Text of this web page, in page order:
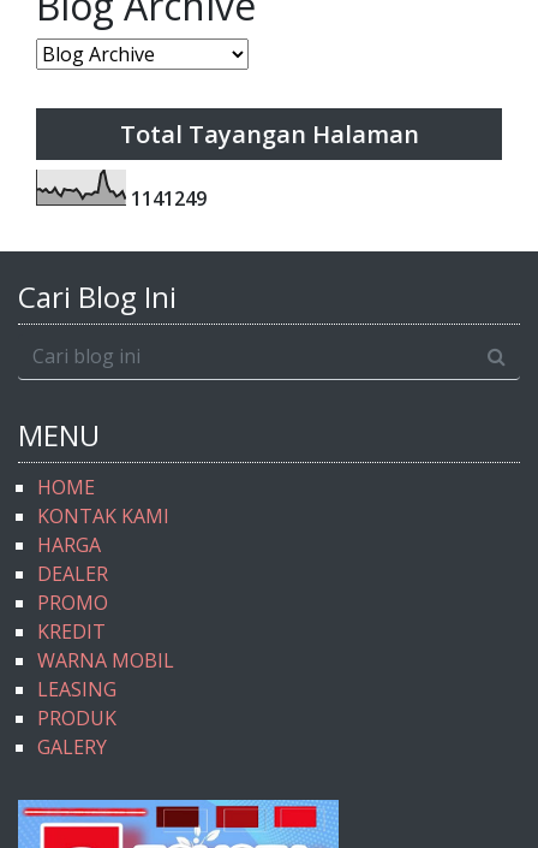
Total Tayangan Halaman
1141249
Cari Blog Ini
MENU
HOME
KONTAK KAMI
HARGA
DEALER
PROMO
KREDIT
WARNA MOBIL
LEASING
PRODUK
GALERY